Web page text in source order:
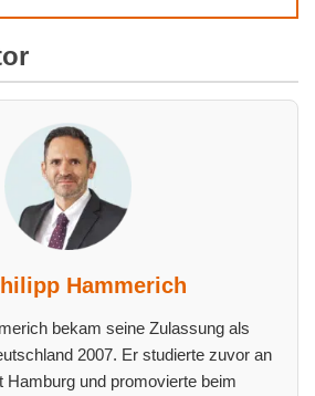
Hammerich
bekam seine Zulassung als
2007. Er studierte zuvor an
Hamburg und promovierte beim